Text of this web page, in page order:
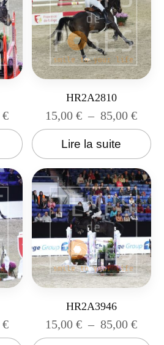
€
HR2A2810
15,00€ – 85,00€
Lire la suite
€
HR2A3946
15,00€ – 85,00€